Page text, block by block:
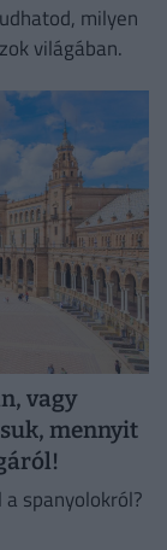
milyen
világában.
vagy
mennyit
spanyolokról?